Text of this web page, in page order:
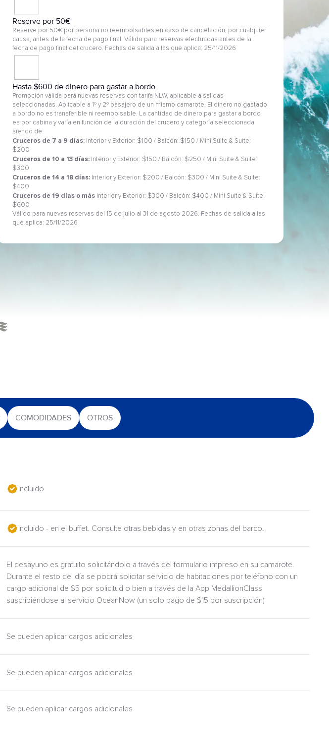
Reserve por 50€
Reserve por 50€ por persona no reembolsables en caso de cancelación, por cualquier
causa, antes de la fecha de pago final. Válido para reservas efectuadas antes de la
fecha de pago final del crucero. Fechas de salida a las que aplica: 25/11/2026
Hasta $600 de dinero para gastar a bordo.
Promoción válida para nuevas reservas con tarifa NLW, aplicable a salidas
seleccionadas. Aplicable a 1º y 2º pasajero de un mismo camarote. El dinero no gastado
a bordo no es transferible ni reembolsable. La cantidad de dinero para gastar a bordo
es por cabina y varía en función de la duración del crucero y categoría seleccionada
siendo de:
Cruceros de 7 a 9 días: Interior y Exterior: $100 / Balcón: $150 / Mini Suite & Suite:
$200
Cruceros de 10 a 13 días: Interior y Exterior: $150 / Balcón: $250 / Mini Suite & Suite:
$300
Cruceros de 14 a 18 días: Interior y Exterior: $200 / Balcón: $300 / Mini Suite & Suite:
$400
Cruceros de 19 días o más Interior y Exterior: $300 / Balcón: $400 / Mini Suite & Suite:
$600
Válido para nuevas reservas del 15 de julio al 31 de agosto 2026. Fechas de salida a las
que aplica: 25/11/2026
COMODIDADES OTROS
Incluido
Incluido - en el buffet. Consulte otras bebidas y en otras zonas del barco.
El desayuno es gratuito solicitándolo a través del formulario impreso en su camarote.
Durante el resto del día se podrá solicitar servicio de habitaciones por teléfono con un
cargo adicional de $5 por solicitud o bien a través de la App MedallionClass
suscribiéndose al servicio OceanNow (un solo pago de $15 por suscripción)
Se pueden aplicar cargos adicionales
Se pueden aplicar cargos adicionales
Se pueden aplicar cargos adicionales